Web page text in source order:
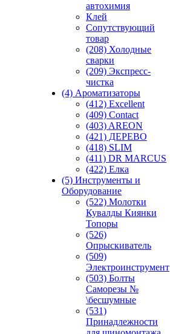
автохимия
Клей
Сопутствующий
товар
(208) Холодные
сварки
(209) Экспреcс-
чистка
(4) Ароматизаторы
(412) Excellent
(409) Contact
(403) AREON
(421) ДЕРЕВО
(418) SLIM
(411) DR MARCUS
(422) Елка
(5) Инструменты и
Оборудование
(522) Молотки
Кувалды Киянки
Топоры
(526)
Опрыскиватель
(509)
Электроинструмент
(503) Болты
Саморезы №
\бесшумные
(531)
Принадлежности